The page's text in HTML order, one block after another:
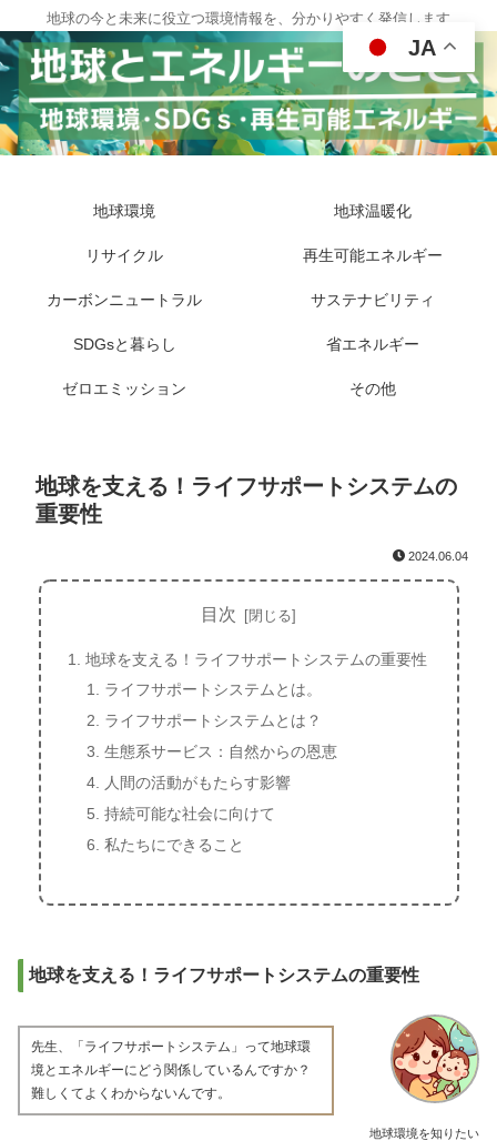
地球の今と未来に役立つ環境情報を、分かりやすく発信します
地球環境 地球温暖化
リサイクル 再生可能エネルギー
カーボンニュートラル サステナビリティ
SDGsと暮らし 省エネルギー
ゼロエミッション その他
地球を支える！ライフサポートシステムの
重要性
2024.06.04
目次
地球を支える！ライフサポートシステムの重要性
ライフサポートシステムとは。
ライフサポートシステムとは？
生態系サービス：自然からの恩恵
人間の活動がもたらす影響
持続可能な社会に向けて
私たちにできること
地球を支える！ライフサポートシステムの重要性
地球環境を知りたい
先生、「ライフサポートシステム」って地球環
境とエネルギーにどう関係しているんですか？
難しくてよくわからないんです。
JA